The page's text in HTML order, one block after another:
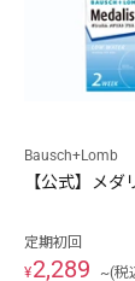
次回のご
Bausch+Lomb
【公式】メダ
定期初回
¥2,289 ~(税